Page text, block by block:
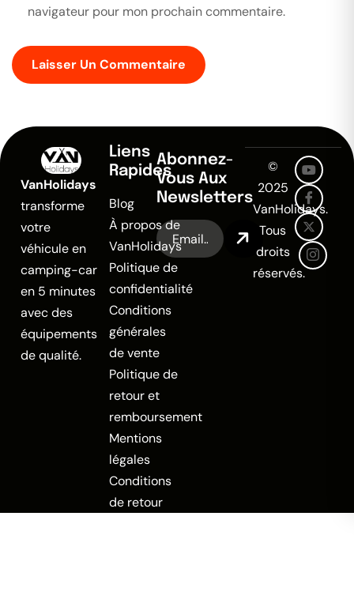
navigateur pour mon prochain commentaire.
VanHolidays
transforme
votre
véhicule en
camping-car
en 5 minutes
avec des
équipements
de qualité.
Liens
Rapides
Blog
À propos de
VanHolidays
Politique de
confidentialité
Conditions
générales
de vente
Politique de
retour et
remboursement
Mentions
légales
Conditions
de retour
Abonnez-
Vous Aux
Newsletters
©
2025
VanHolidays.
Tous
droits
réservés.